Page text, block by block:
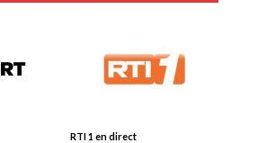
RTI 1 en direct